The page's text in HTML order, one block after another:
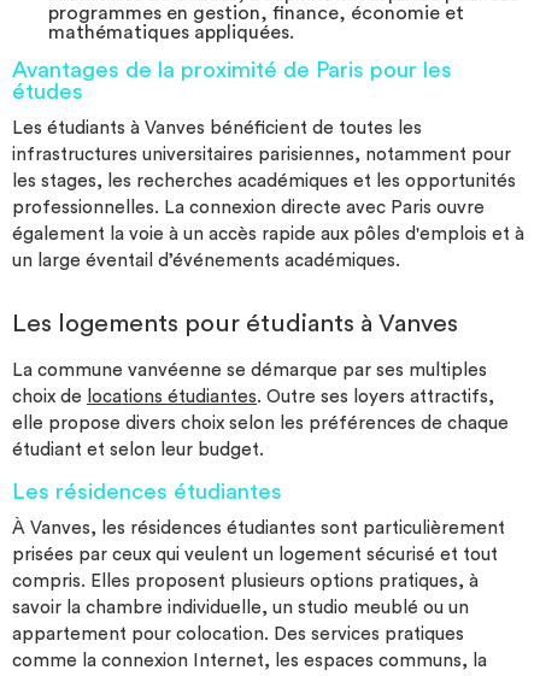
programmes en gestion, finance, économie et
mathématiques appliquées.
Avantages de la proximité de Paris pour les
études
Les étudiants à Vanves bénéficient de toutes les
infrastructures universitaires parisiennes, notamment pour
les stages, les recherches académiques et les opportunités
professionnelles. La connexion directe avec Paris ouvre
également la voie à un accès rapide aux pôles d'emplois et à
un large éventail d’événements académiques.
Les logements pour étudiants à Vanves
La commune vanvéenne se démarque par ses multiples
choix de locations étudiantes. Outre ses loyers attractifs,
elle propose divers choix selon les préférences de chaque
étudiant et selon leur budget.
Les résidences étudiantes
À Vanves, les résidences étudiantes sont particulièrement
prisées par ceux qui veulent un logement sécurisé et tout
compris. Elles proposent plusieurs options pratiques, à
savoir la chambre individuelle, un studio meublé ou un
appartement pour colocation. Des services pratiques
comme la connexion Internet, les espaces communs, la